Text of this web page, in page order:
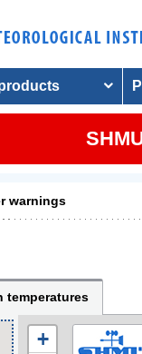
warnings
temperatures
+